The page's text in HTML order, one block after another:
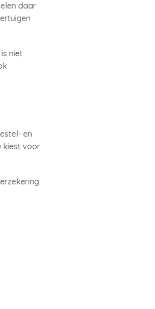
daar
niet
en
kiest voor